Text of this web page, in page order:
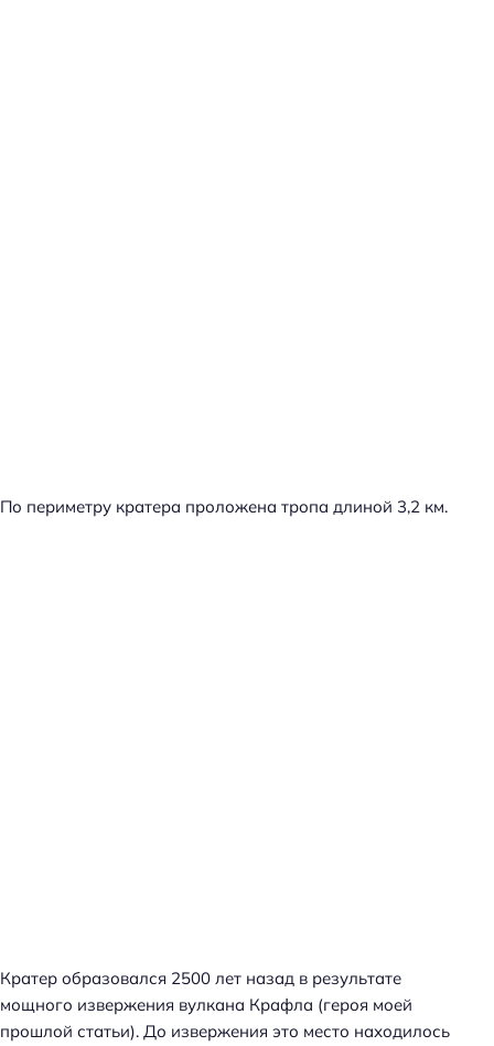
По периметру кратера проложена тропа длиной 3,2 км.
Кратер образовался 2500 лет назад в результате
мощного извержения вулкана Крафла (героя моей
прошлой статьи). До извержения это место находилось